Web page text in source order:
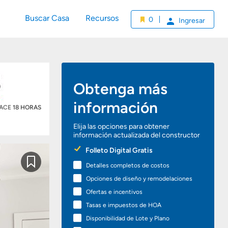
Buscar Casa Recursos 0 Ingresar
18 HORAS
Obtenga más
información
Elija las opciones para obtener
información actualizada del constructor
Preferred
Options
Folleto Digital Gratis
Detalles completos de costos
Opciones de diseño y remodelaciones
Ofertas e incentivos
Tasas e impuestos de HOA
Disponibilidad de Lote y Plano
Guardar